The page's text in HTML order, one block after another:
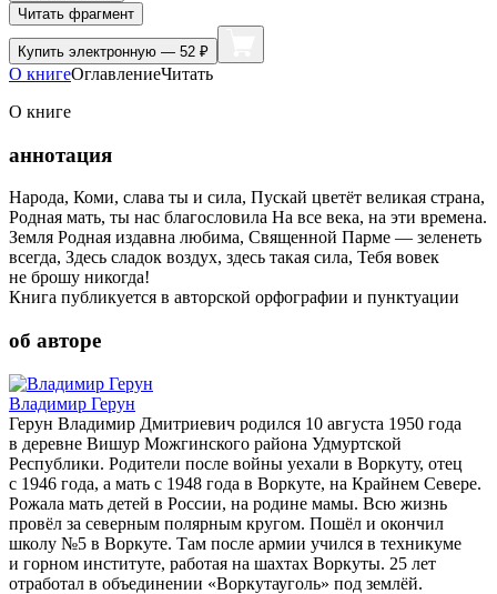
Читать фрагмент
Купить электронную — 52 ₽
О книгеОглавлениеЧитать
О книге
аннотация
Народа, Коми, слава ты и сила, Пускай цветёт великая страна,
Родная мать, ты нас благословила На все века, на эти времена.
Земля Родная издавна любима, Священной Парме — зеленеть
всегда, Здесь сладок воздух, здесь такая сила, Тебя вовек
не брошу никогда!
Книга публикуется в авторской орфографии и пунктуации
об авторе
Владимир Герун
Герун Владимир Дмитриевич родился 10 августа 1950 года
в деревне Вишур Можгинского района Удмуртской
Республики. Родители после войны уехали в Воркуту, отец
с 1946 года, а мать с 1948 года в Воркуте, на Крайнем Севере.
Рожала мать детей в России, на родине мамы. Всю жизнь
провёл за северным полярным кругом. Пошёл и окончил
школу №5 в Воркуте. Там после армии учился в техникуме
и горном институте, работая на шахтах Воркуты. 25 лет
отработал в объединении «Воркутауголь» под землёй.